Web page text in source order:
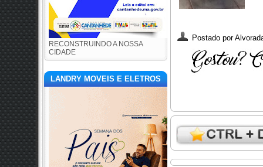
RECONSTRUINDO A NOSSA
CIDADE
LANDRY MOVEIS E ELETROS
Postado por